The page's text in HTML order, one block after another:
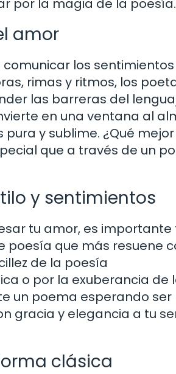
por la magia de la poesía.
amor
los
rimas y ritmos, los
las barreras del
en una ventana al
y sublime. ¿Qué mejor
que a través de un
y sentimientos
tu amor, es importante
poesía que más resuene
de la poesía
o por la exuberancia de
un poema esperando ser
gracia y elegancia a tu
clásica